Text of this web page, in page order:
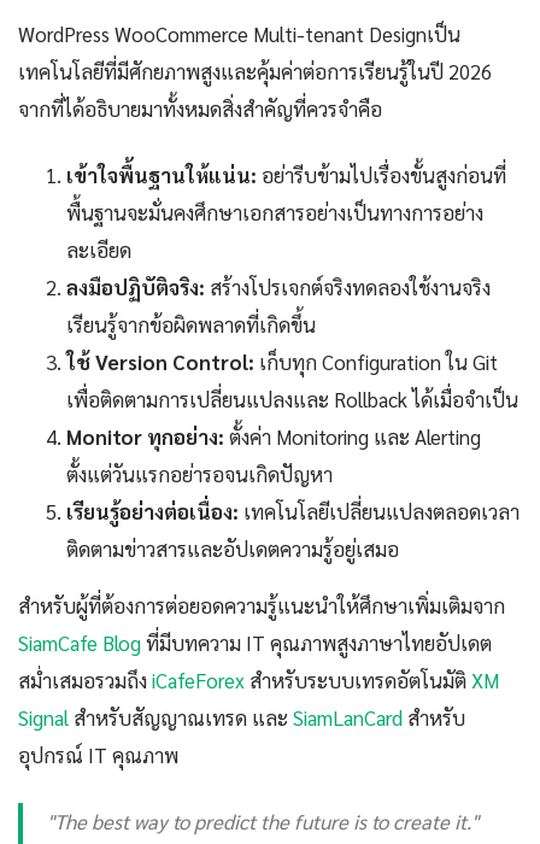
WordPress WooCommerce Multi-tenant Designเป็น
เทคโนโลยีที่มีศักยภาพสูงและคุ้มค่าต่อการเรียนรู้ในปี 2026
จากที่ได้อธิบายมาทั้งหมดสิ่งสำคัญที่ควรจำคือ
เข้าใจพื้นฐานให้แน่น: อย่ารีบข้ามไปเรื่องขั้นสูงก่อนที่
พื้นฐานจะมั่นคงศึกษาเอกสารอย่างเป็นทางการอย่าง
ละเอียด
ลงมือปฏิบัติจริง: สร้างโปรเจกต์จริงทดลองใช้งานจริง
เรียนรู้จากข้อผิดพลาดที่เกิดขึ้น
ใช้ Version Control: เก็บทุก Configuration ใน Git
เพื่อติดตามการเปลี่ยนแปลงและ Rollback ได้เมื่อจำเป็น
Monitor ทุกอย่าง: ตั้งค่า Monitoring และ Alerting
ตั้งแต่วันแรกอย่ารอจนเกิดปัญหา
เรียนรู้อย่างต่อเนื่อง: เทคโนโลยีเปลี่ยนแปลงตลอดเวลา
ติดตามข่าวสารและอัปเดตความรู้อยู่เสมอ
สำหรับผู้ที่ต้องการต่อยอดความรู้แนะนำให้ศึกษาเพิ่มเติมจาก
SiamCafe Blogที่มีบทความ IT คุณภาพสูงภาษาไทยอัปเดต
สม่ำเสมอรวมถึงiCafeForex สำหรับระบบเทรดอัตโนมัติ XM
Signal สำหรับสัญญาณเทรด และ SiamLanCard สำหรับ
อุปกรณ์ IT คุณภาพ
"The best way to predict the future is to create it."